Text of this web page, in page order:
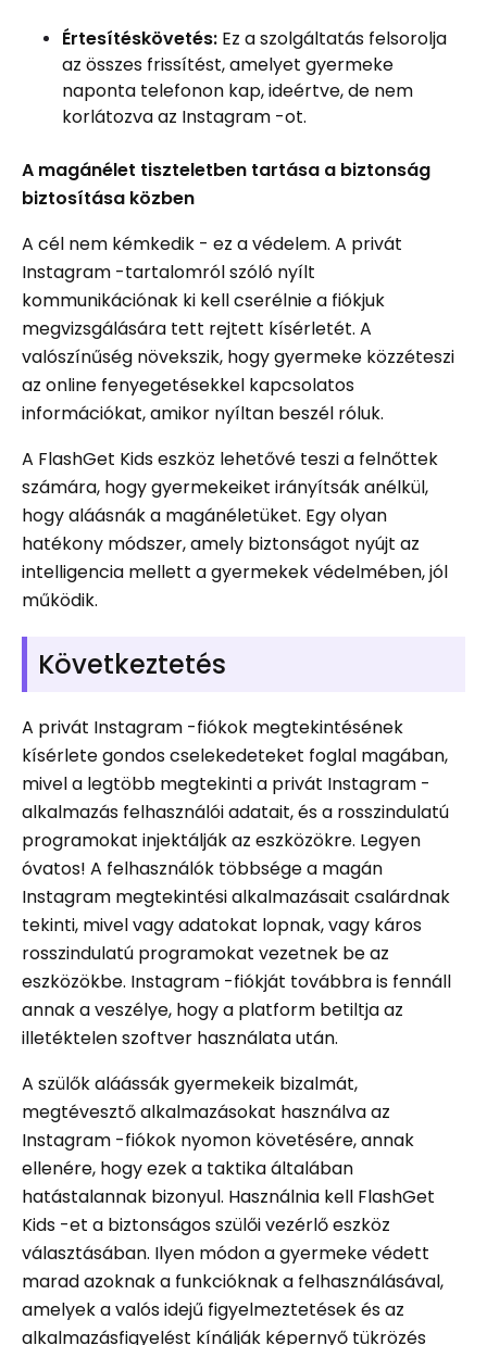
Értesítéskövetés: Ez a szolgáltatás felsorolja
az összes frissítést, amelyet gyermeke
naponta telefonon kap, ideértve, de nem
korlátozva az Instagram -ot.
A magánélet tiszteletben tartása a biztonság
biztosítása közben
A cél nem kémkedik - ez a védelem. A privát
Instagram -tartalomról szóló nyílt
kommunikációnak ki kell cserélnie a fiókjuk
megvizsgálására tett rejtett kísérletét. A
valószínűség növekszik, hogy gyermeke közzéteszi
az online fenyegetésekkel kapcsolatos
információkat, amikor nyíltan beszél róluk.
A FlashGet Kids eszköz lehetővé teszi a felnőttek
számára, hogy gyermekeiket irányítsák anélkül,
hogy aláásnák a magánéletüket. Egy olyan
hatékony módszer, amely biztonságot nyújt az
intelligencia mellett a gyermekek védelmében, jól
működik.
Következtetés
A privát Instagram -fiókok megtekintésének
kísérlete gondos cselekedeteket foglal magában,
mivel a legtöbb megtekinti a privát Instagram -
alkalmazás felhasználói adatait, és a rosszindulatú
programokat injektálják az eszközökre. Legyen
óvatos! A felhasználók többsége a magán
Instagram megtekintési alkalmazásait csalárdnak
tekinti, mivel vagy adatokat lopnak, vagy káros
rosszindulatú programokat vezetnek be az
eszközökbe. Instagram -fiókját továbbra is fennáll
annak a veszélye, hogy a platform betiltja az
illetéktelen szoftver használata után.
A szülők aláássák gyermekeik bizalmát,
megtévesztő alkalmazásokat használva az
Instagram -fiókok nyomon követésére, annak
ellenére, hogy ezek a taktika általában
hatástalannak bizonyul. Használnia kell FlashGet
Kids -et a biztonságos szülői vezérlő eszköz
választásában. Ilyen módon a gyermeke védett
marad azoknak a funkcióknak a felhasználásával,
amelyek a valós idejű figyelmeztetések és az
alkalmazásfigyelést kínálják képernyő tükrözés